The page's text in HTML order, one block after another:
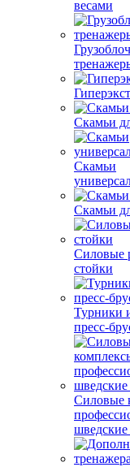
весами
Скамьи
Скамьи
Скамьи
Силовые
стойки
Турники
пресс-
Силовые
шведские